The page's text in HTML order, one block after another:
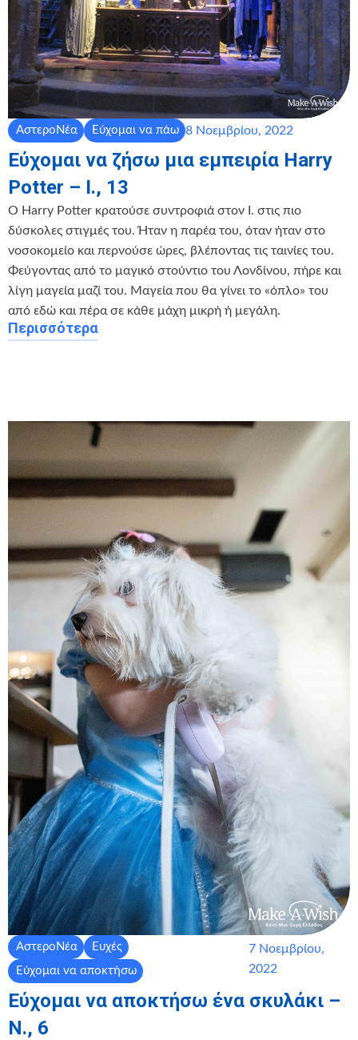
ΑστεροΝέα Εύχομαι να πάω 8 Νοεμβρίου, 2022
Εύχομαι να ζήσω μια εμπειρία Harry
Potter – Ι., 13
O Harry Potter κρατούσε συντροφιά στον I. στις πιο
δύσκολες στιγμές του. Ήταν η παρέα του, όταν ήταν στο
νοσοκομείο και περνούσε ώρες, βλέποντας τις ταινίες του.
Φεύγοντας από το μαγικό στούντιο του Λονδίνου, πήρε και
λίγη μαγεία μαζί του. Μαγεία που θα γίνει το «όπλο» του
από εδώ και πέρα σε κάθε μάχη μικρή ή μεγάλη.
Περισσότερα
ΑστεροΝέα
Ευχές
Εύχομαι να αποκτήσω
7 Νοεμβρίου,
2022
Εύχομαι να αποκτήσω ένα σκυλάκι –
Ν., 6